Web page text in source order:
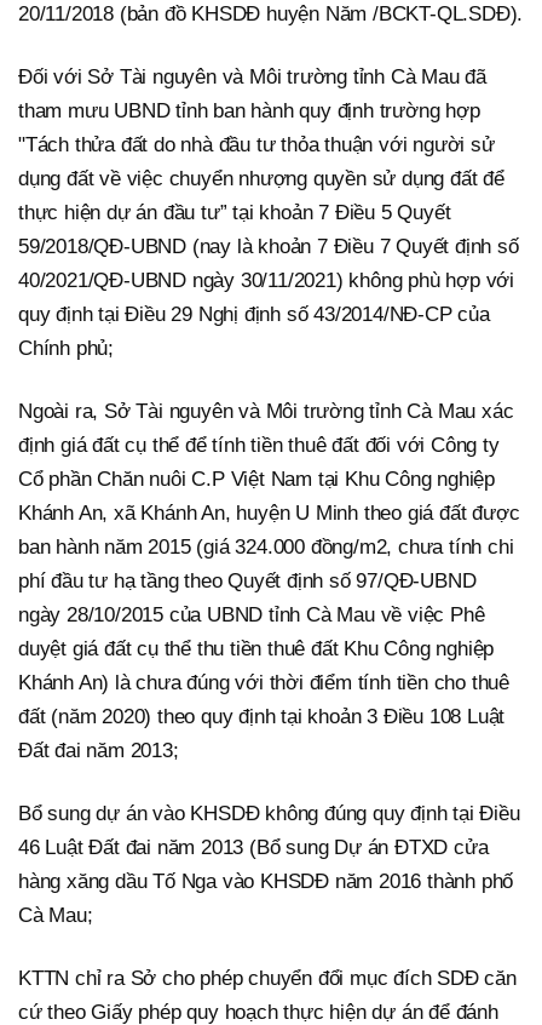
20/11/2018 (bản đồ KHSDĐ huyện Năm /BCKT-QL.SDĐ).
Đối với Sở Tài nguyên và Môi trường tỉnh Cà Mau đã
tham mưu UBND tỉnh ban hành quy định trường hợp
"Tách thửa đất do nhà đầu tư thỏa thuận với người sử
dụng đất về việc chuyển nhượng quyền sử dụng đất để
thực hiện dự án đầu tư” tại khoản 7 Điều 5 Quyết
59/2018/QĐ-UBND (nay là khoản 7 Điều 7 Quyết định số
40/2021/QĐ-UBND ngày 30/11/2021) không phù hợp với
quy định tại Điều 29 Nghị định số 43/2014/NĐ-CP của
Chính phủ;
Ngoài ra, Sở Tài nguyên và Môi trường tỉnh Cà Mau xác
định giá đất cụ thể để tính tiền thuê đất đối với Công ty
Cổ phần Chăn nuôi C.P Việt Nam tại Khu Công nghiệp
Khánh An, xã Khánh An, huyện U Minh theo giá đất được
ban hành năm 2015 (giá 324.000 đồng/m2, chưa tính chi
phí đầu tư hạ tầng theo Quyết định số 97/QĐ-UBND
ngày 28/10/2015 của UBND tỉnh Cà Mau về việc Phê
duyệt giá đất cụ thể thu tiền thuê đất Khu Công nghiệp
Khánh An) là chưa đúng với thời điểm tính tiền cho thuê
đất (năm 2020) theo quy định tại khoản 3 Điều 108 Luật
Đất đai năm 2013;
Bổ sung dự án vào KHSDĐ không đúng quy định tại Điều
46 Luật Đất đai năm 2013 (Bổ sung Dự án ĐTXD cửa
hàng xăng dầu Tố Nga vào KHSDĐ năm 2016 thành phố
Cà Mau;
KTTN chỉ ra Sở cho phép chuyển đổi mục đích SDĐ căn
cứ theo Giấy phép quy hoạch thực hiện dự án để đánh